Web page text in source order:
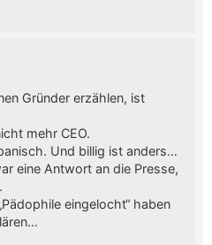
Gründer erzählen, ist
mehr CEO.
Und billig ist anders…
eine Antwort an die Presse,
eingelocht“ haben